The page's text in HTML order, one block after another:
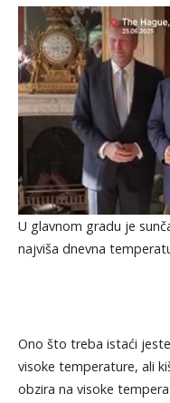
U glavnom gradu je
najviša dnevna
Ono što treba istaći
visoke temperature, ali
obzira na visoke